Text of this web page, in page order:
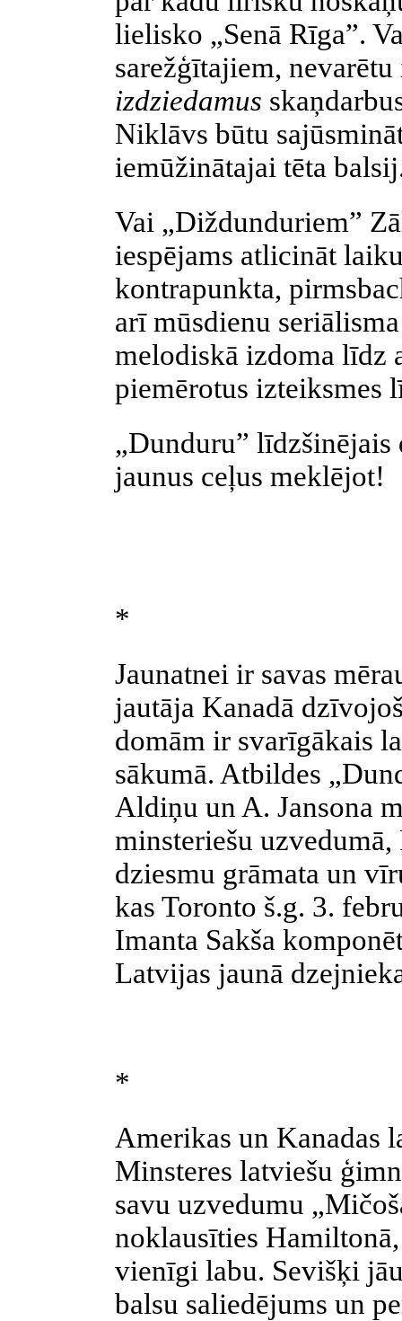
lielisko „Senā Rīga”.
sarežģītajiem,
izdziedamus
Niklāvs būtu
iemūžinātajai tēta
Vai „Diždunduriem”
iespējams atlicināt
kontrapunkta,
arī mūsdienu
melodiskā izdoma līdz
piemērotus izteiksmes
„Dunduru” līdzšinējais
jaunus ceļus meklējot!
*
Jaunatnei ir savas
jautāja Kanadā
domām ir svarīgākais
sākumā. Atbildes
Aldiņu un A. Jansona
minsteriešu
dziesmu grāmata un
kas Toronto š.g. 3.
Imanta Sakša
Latvijas jaunā
*
Amerikas un Kanadas
Minsteres latviešu
savu uzvedumu
noklausīties
vienīgi labu. Sevišķi
balsu saliedējums un